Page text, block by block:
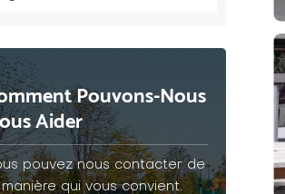
Pouvons-Nous
Aider
pouvez nous contacter de
manière qui vous convient.